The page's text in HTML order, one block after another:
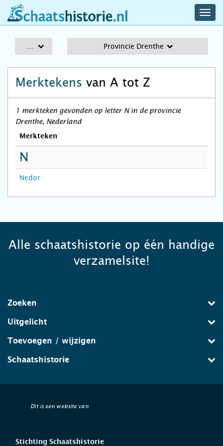
schaatshistorie.nl
Provincie Drenthe
Merktekens van A tot Z
1 merkteken gevonden op letter N in de provincie
Drenthe, Nederland
Merkteken
N
Nedor
Alle schaatshistorie op één handige
verzamelsite!
Zoeken
Uitgelicht
Toevoegen / wijzigen
Schaatshistorie
Dit is een website van
Stichting Schaatshistorie